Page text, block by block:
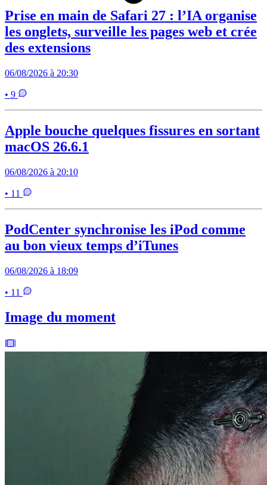
Prise en main de Safari 27 : l’IA organise
les onglets, surveille les pages web et crée
des extensions
06/08/2026 à 20:30
• 9
Apple bouche quelques fissures en sortant
macOS 26.6.1
06/08/2026 à 20:10
• 11
PodCenter synchronise les iPod comme
au bon vieux temps d’iTunes
06/08/2026 à 18:09
• 11
Image du moment